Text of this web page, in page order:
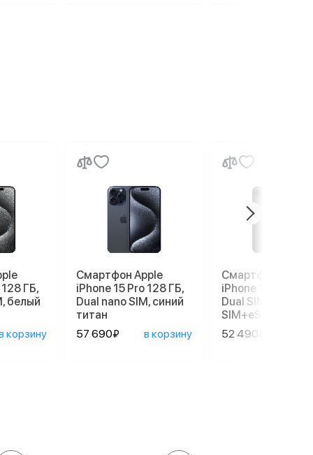
ГБ,
белый
корзину
Смартфон Apple
iPhone 15 Pro 128 ГБ,
Dual nano SIM, синий
титан
57 690₽
в корзину
Смартфон Apple
iPhone 17e 256
Dual SIM (nano
SIM+eSIM), Black
52 490₽